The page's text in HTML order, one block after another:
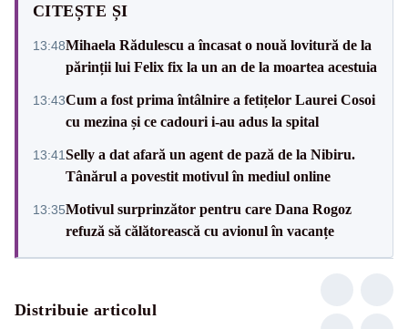
CITEȘTE ȘI
13:48Mihaela Rădulescu a încasat o nouă lovitură de la
părinții lui Felix fix la un an de la moartea acestuia
13:43Cum a fost prima întâlnire a fetițelor Laurei Cosoi
cu mezina și ce cadouri i-au adus la spital
13:41Selly a dat afară un agent de pază de la Nibiru.
Tânărul a povestit motivul în mediul online
13:35Motivul surprinzător pentru care Dana Rogoz
refuză să călătorească cu avionul în vacanțe
Distribuie articolul